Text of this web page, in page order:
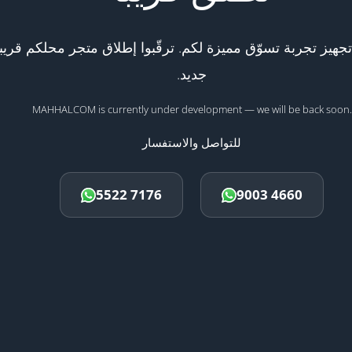
تجربة تسوّق مميزة لكم. ترقّبوا إطلاق متجر محلكم
جديد.
MAHHALCOM is currently under development — we will be back soon.
للتواصل والاستفسار
5522 7176 9003 4660